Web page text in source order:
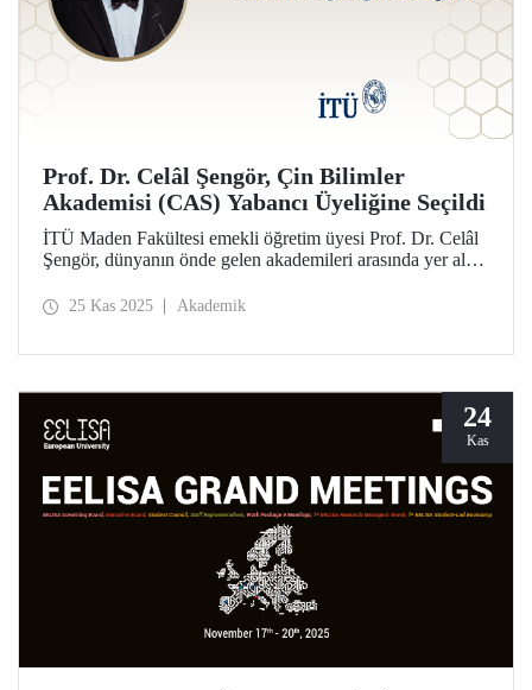
Prof. Dr. Celâl Şengör, Çin Bilimler
Akademisi (CAS) Yabancı Üyeliğine Seçildi
İTÜ Maden Fakültesi emekli öğretim üyesi Prof. Dr. Celâl
Şengör, dünyanın önde gelen akademileri arasında yer alan
25 Kas 2025 Akademik
24
Kas